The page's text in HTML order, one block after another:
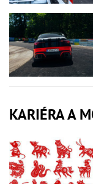
KARIÉRA A